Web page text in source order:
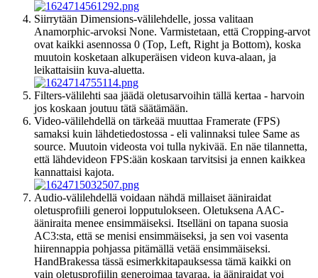
Siirrytään Dimensions-välilehdelle, jossa valitaan
Anamorphic-arvoksi None. Varmistetaan, että Cropping-arvot
ovat kaikki asennossa 0 (Top, Left, Right ja Bottom), koska
muutoin kosketaan alkuperäisen videon kuva-alaan, ja
leikattaisiin kuva-aluetta.
Filters-välilehti saa jäädä oletusarvoihin tällä kertaa - harvoin
jos koskaan joutuu tätä säätämään.
Video-välilehdellä on tärkeää muuttaa Framerate (FPS)
samaksi kuin lähdetiedostossa - eli valinnaksi tulee Same as
source. Muutoin videosta voi tulla nykivää. En näe tilannetta,
että lähdevideon FPS:ään koskaan tarvitsisi ja ennen kaikkea
kannattaisi kajota.
Audio-välilehdellä voidaan nähdä millaiset ääniraidat
oletusprofiili generoi lopputulokseen. Oletuksena AAC-
ääniraita menee ensimmäiseksi. Itselläni on tapana suosia
AC3:sta, että se menisi ensimmäiseksi, ja sen voi vasenta
hiirennappia pohjassa pitämällä vetää ensimmäiseksi.
HandBrakessa tässä esimerkkitapauksessa tämä kaikki on
vain oletusprofiilin generoimaa tavaraa, ja ääniraidat voi